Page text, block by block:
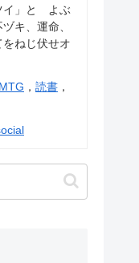
」と よぶ
キ、運命、
ねじ伏せオ
MTG ， 読書 ，